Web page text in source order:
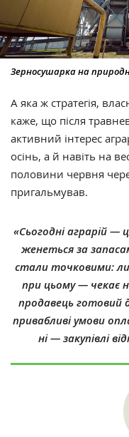
Зерносушарка на
А яка ж стратегія,
каже, що після
активний інтерес
осінь, а й навіть на
половини червня
пригальмував.
«Сьогодні аграрій —
женеться за
стали точковими:
при цьому — чекає
продавець готовий
привабливі умови
ні — закупівлі